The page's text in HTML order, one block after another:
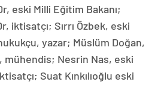
eski Milli Eğitim Bakanı;
iktisatçı; Sırrı Özbek, eski
yazar; Müslüm Doğan,
mühendis; Nesrin Nas, eski
Suat Kınkılıoğlu eski